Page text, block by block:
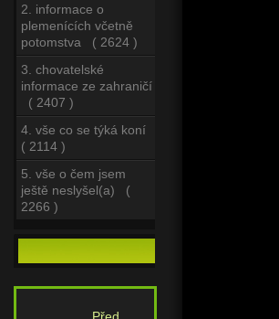
2. informace o
plemenících včetně
potomstva ( 2624 )
3. chovatelské
informace ze zahraničí
( 2407 )
4. vše co se týká koní
( 2114 )
5. vše o čem jsem
ještě neslyšel(a) (
2266 )